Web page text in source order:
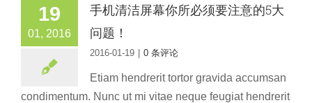
19
01, 2016
手机清洁屏幕你所必须要注意的5大
问题！
2016-01-19 0 条评论
Etiam hendrerit tortor gravida accumsan
condimentum. Nunc ut mi vitae neque feugiat hendrerit